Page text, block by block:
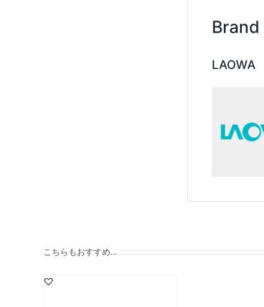
Brand
LAOWA
こちらもおすすめ…